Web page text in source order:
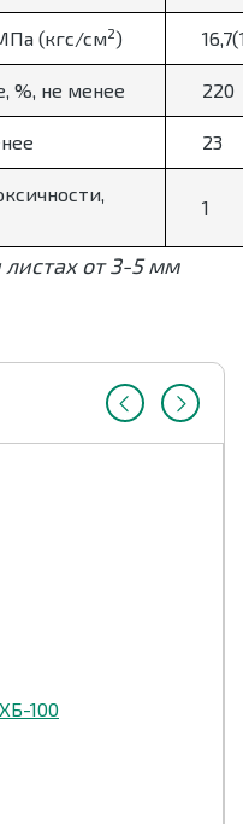
(кгс/см2)
%, не менее 220
23
1
листах от 3-5 мм